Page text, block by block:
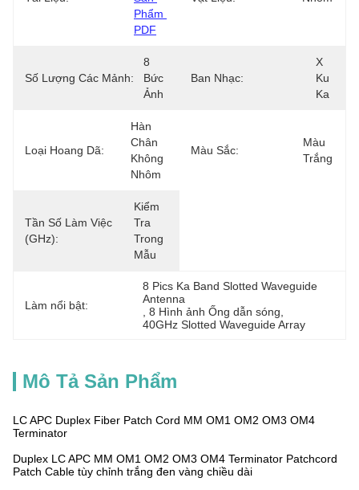
Phẩm
PDF
Số Lượng Các Mảnh:
8
Bức
Ảnh
Ban Nhạc:
X
Ku
Ka
Loại Hoang Dã:
Hàn
Chân
Không
Nhôm
Màu Sắc:
Màu
Trắng
Tần Số Làm Việc
(GHz):
Kiểm
Tra
Trong
Mẫu
Làm nổi bật:
8 Pics Ka Band Slotted Waveguide
Antenna
, 8 Hình ảnh Ống dẫn sóng
40GHz Slotted Waveguide Array
Mô Tả Sản Phẩm
LC APC Duplex Fiber Patch Cord MM OM1 OM2 OM3 OM4
Terminator
Duplex LC APC MM OM1 OM2 OM3 OM4 Terminator Patchcord
Patch Cable tùy chỉnh trắng đen vàng chiều dài